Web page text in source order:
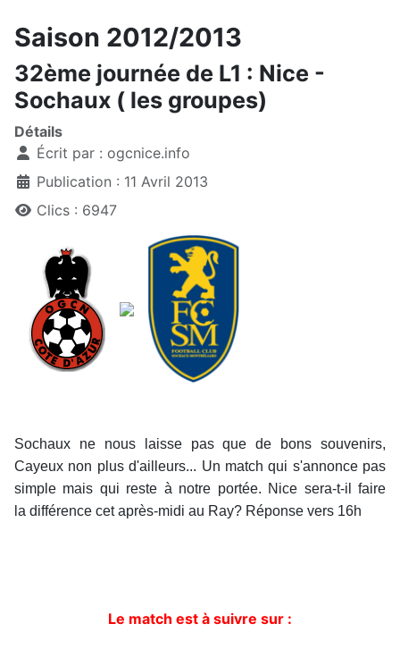
Saison 2012/2013
32ème journée de L1 : Nice -
Sochaux ( les groupes)
Détails
Écrit par : ogcnice.info
Publication : 11 Avril 2013
Clics : 6947
Sochaux ne nous laisse pas que de bons souvenirs,
Cayeux non plus d'ailleurs... Un match qui s'annonce pas
simple mais qui reste à notre portée. Nice sera-t-il faire
la différence cet après-midi au Ray? Réponse vers 16h
Le match est à suivre sur :